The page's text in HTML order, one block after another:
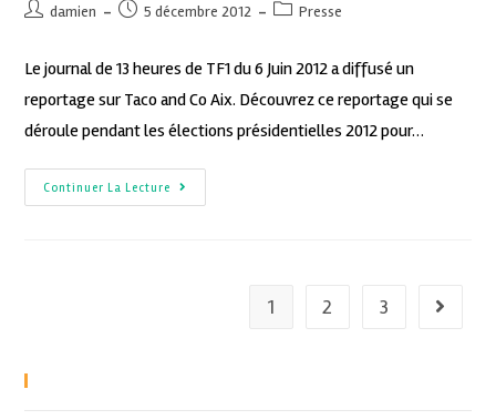
damien 5 décembre 2012 Presse
Le journal de 13 heures de TF1 du 6 Juin 2012 a diffusé un
reportage sur Taco and Co Aix. Découvrez ce reportage qui se
déroule pendant les élections présidentielles 2012 pour…
Continuer La Lecture
1 2 3